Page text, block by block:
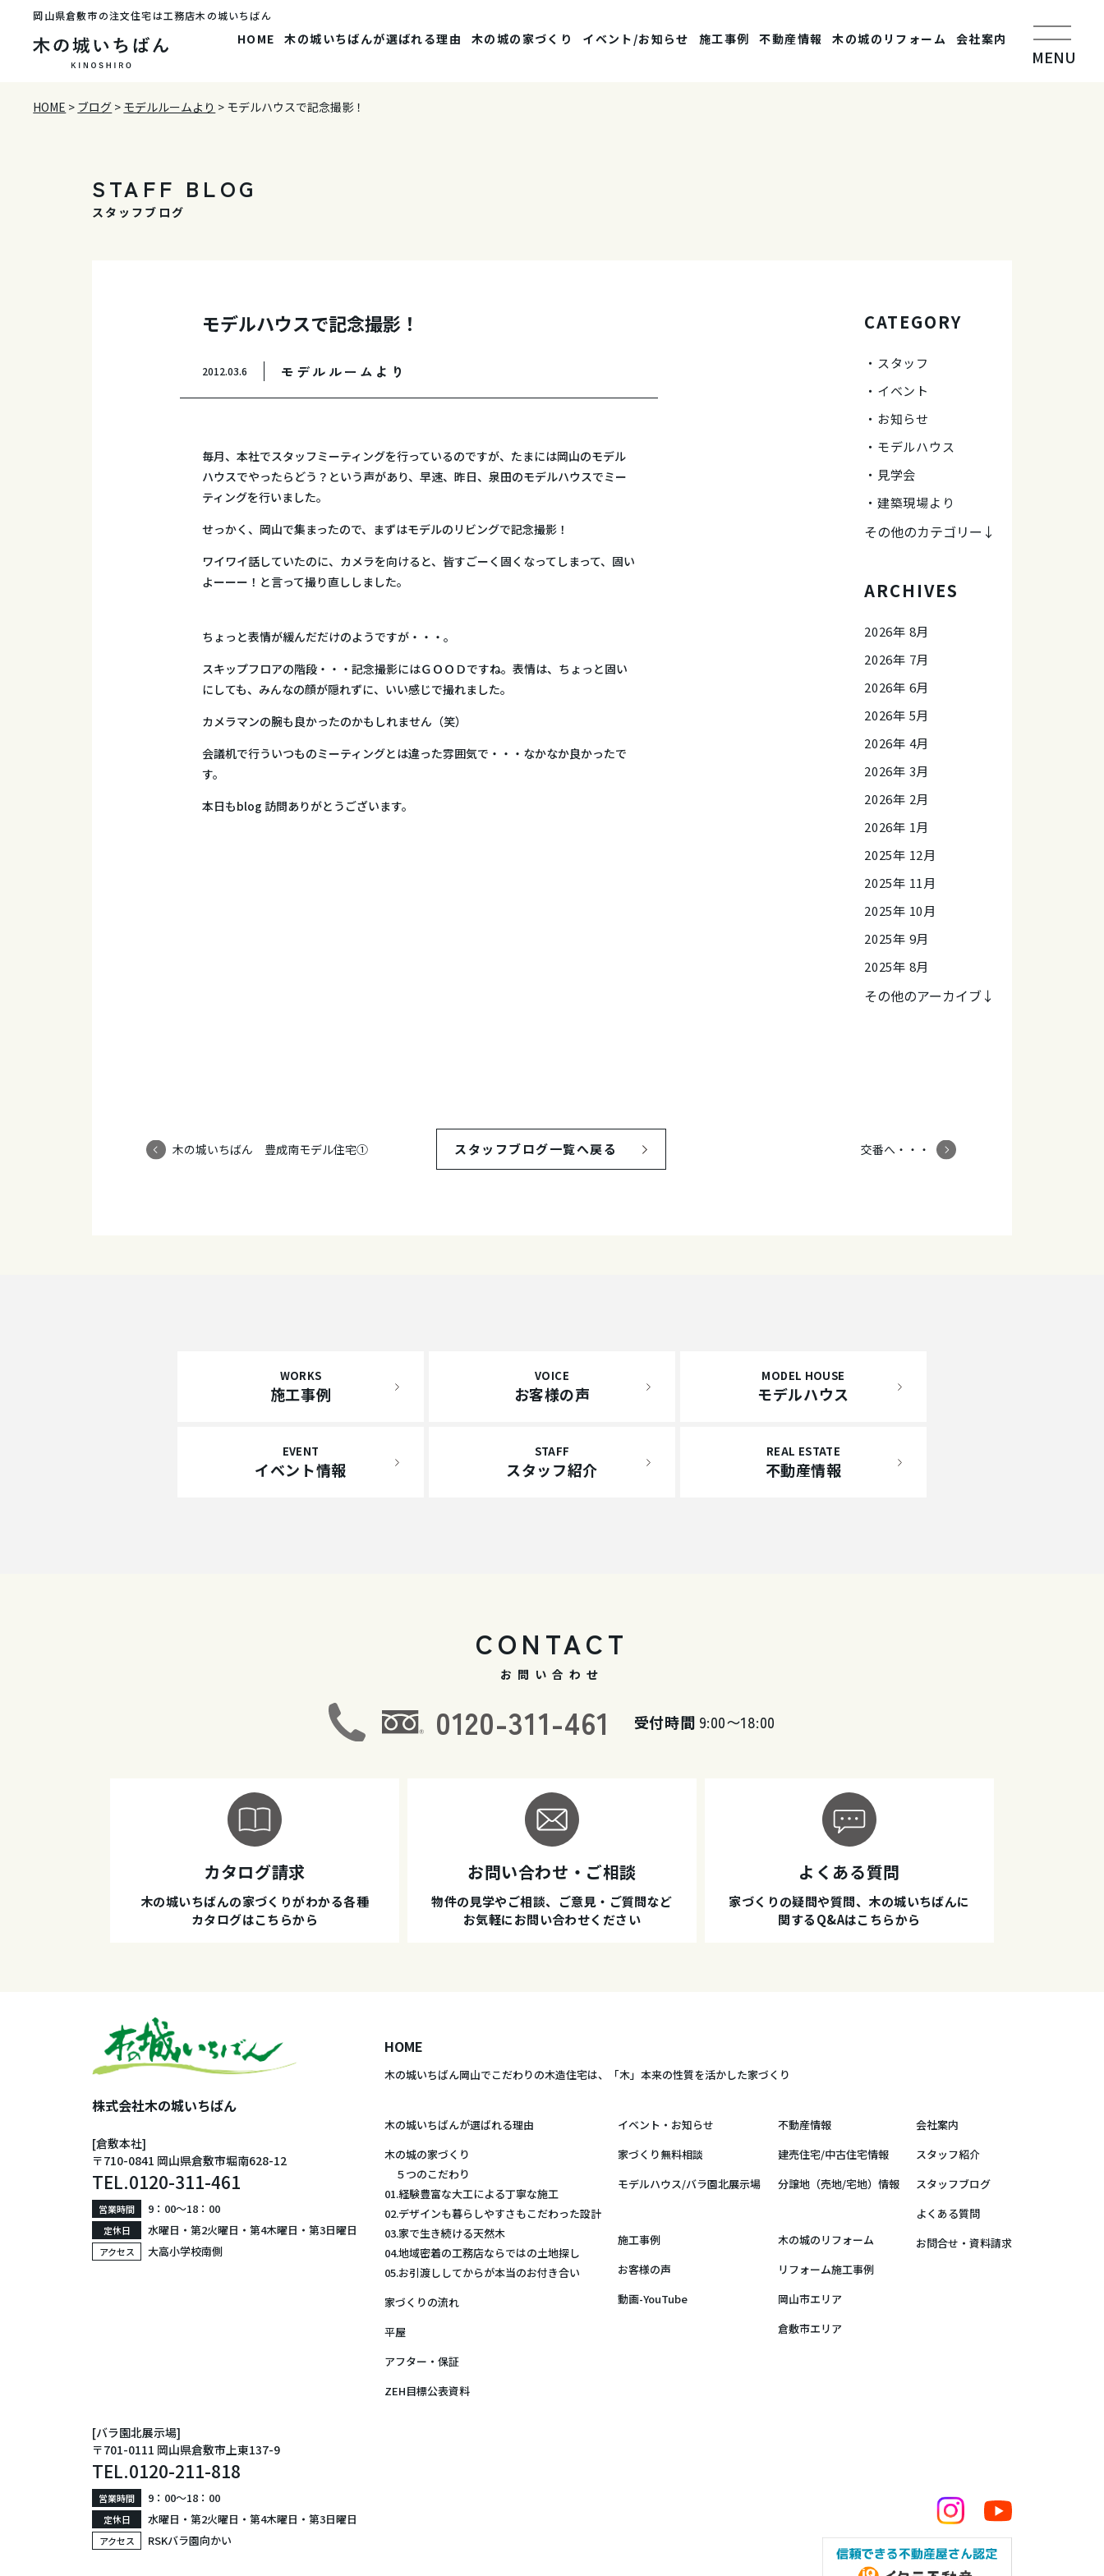
岡山県倉敷市の注文住宅は工務店木の城いちばん
HOME 木の城いちばんが選ばれる理由 木の城の家づくり イベント/お知らせ 施工事例 不動産情報 木の城のリフォーム 会社案内
MENU
HOME > ブログ > モデルルームより > モデルハウスで記念撮影！
STAFF BLOG
スタッフブログ
モデルハウスで記念撮影！
2012.03.6 モデルルームより
毎月、本社でスタッフミーティングを行っているのですが、たまには岡山のモデル
ハウスでやったらどう？という声があり、早速、昨日、泉田のモデルハウスでミー
ティングを行いました。
せっかく、岡山で集まったので、まずはモデルのリビングで記念撮影！
ワイワイ話していたのに、カメラを向けると、皆すごーく固くなってしまって、固い
よーーー！と言って撮り直ししました。
ちょっと表情が緩んだだけのようですが・・・。
スキップフロアの階段・・・記念撮影にはＧＯＯＤですね。表情は、ちょっと固い
にしても、みんなの顔が隠れずに、いい感じで撮れました。
カメラマンの腕も良かったのかもしれません（笑）
会議机で行ういつものミーティングとは違った雰囲気で・・・なかなか良かったで
す。
本日もblog 訪問ありがとうございます。
CATEGORY
スタッフ
イベント
お知らせ
モデルハウス
見学会
建築現場より
その他のカテゴリー↓
ARCHIVES
2026年 8月
2026年 7月
2026年 6月
2026年 5月
2026年 4月
2026年 3月
2026年 2月
2026年 1月
2025年 12月
2025年 11月
2025年 10月
2025年 9月
2025年 8月
その他のアーカイブ↓
木の城いちばん 豊成南モデル住宅① スタッフブログ一覧へ戻る 交番へ・・・
WORKS
施工事例
VOICE
お客様の声
MODEL HOUSE
モデルハウス
EVENT
イベント情報
STAFF
スタッフ紹介
REAL ESTATE
不動産情報
CONTACT
お問い合わせ
0120-311-461 受付時間 9:00〜18:00
カタログ請求
木の城いちばんの家づくりがわかる各種
カタログはこちらから
お問い合わせ・ご相談
物件の見学やご相談、ご意見・ご質問など
お気軽にお問い合わせください
よくある質問
家づくりの疑問や質問、木の城いちばんに
関するQ&Aはこちらから
株式会社木の城いちばん
[倉敷本社]
〒710-0841 岡山県倉敷市堀南628-12
TEL.0120-311-461
営業時間 9：00〜18：00
定休日 水曜日・第2火曜日・第4木曜日・第3日曜日
アクセス 大高小学校南側
[バラ園北展示場]
〒701-0111 岡山県倉敷市上東137-9
TEL.0120-211-818
営業時間 9：00〜18：00
定休日 水曜日・第2火曜日・第4木曜日・第3日曜日
アクセス RSKバラ園向かい
HOME
木の城いちばん岡山でこだわりの木造住宅は、 「木」本来の性質を活かした家づくり
木の城いちばんが選ばれる理由
木の城の家づくり
５つのこだわり
01.経験豊富な大工による丁寧な施工
02.デザインも暮らしやすさもこだわった設計
03.家で生き続ける天然木
04.地域密着の工務店ならではの土地探し
05.お引渡ししてからが本当のお付き合い
家づくりの流れ
平屋
アフター・保証
ZEH目標公表資料
イベント・お知らせ
家づくり無料相談
モデルハウス/バラ園北展示場
施工事例
お客様の声
動画-YouTube
不動産情報
建売住宅/中古住宅情報
分譲地（売地/宅地）情報
木の城のリフォーム
リフォーム施工事例
岡山市エリア
倉敷市エリア
会社案内
スタッフ紹介
スタッフブログ
よくある質問
お問合せ・資料請求